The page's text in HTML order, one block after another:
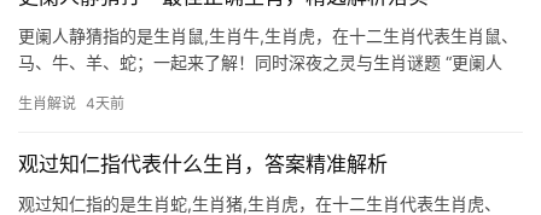
更阑人静猜指的是生肖鼠,生肖牛,生肖虎，在十二生肖代表生肖鼠、
马、牛、羊、蛇；一起来了解！同时深夜之灵与生肖谜题 “更阑人
的生灵，在十二生肖中，唯有生肖鼠最契合此意境——鼠类昼伏夜
生肖解说 4天前
观过知仁指代表什么生肖，答案精准解析
观过知仁指的是生肖蛇,生肖猪,生肖虎，在十二生肖代表生肖虎、